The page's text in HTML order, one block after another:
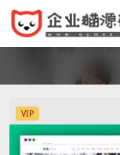
VIP